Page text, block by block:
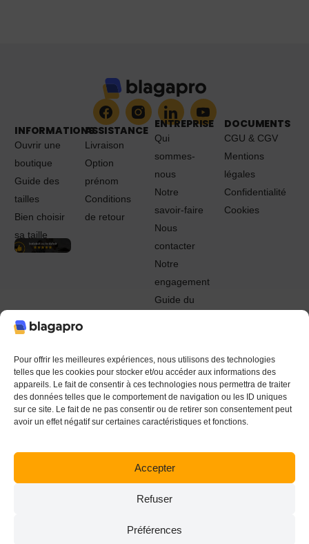
Pour offrir les meilleures expériences, nous utilisons des technologies
telles que les cookies pour stocker et/ou accéder aux informations des
appareils. Le fait de consentir à ces technologies nous permettra de traiter
des données telles que le comportement de navigation ou les ID uniques
sur ce site. Le fait de ne pas consentir ou de retirer son consentement peut
avoir un effet négatif sur certaines caractéristiques et fonctions.
Accepter
Refuser
Préférences
INFORMATIONS
Ouvrir une
boutique
Guide des
tailles
Bien choisir
sa taille
ASSISTANCE
Livraison
Option
prénom
Conditions
de retour
ENTREPRISE
Qui
sommes-
nous
Notre
savoir-faire
Nous
contacter
Notre
engagement
Guide du
DOCUMENTS
CGU & CGV
Mentions
légales
Confidentialité
Cookies
© 2022 - 2024 Blagapro. Tous droits réservés. Textiles
personnalisés à Orléans